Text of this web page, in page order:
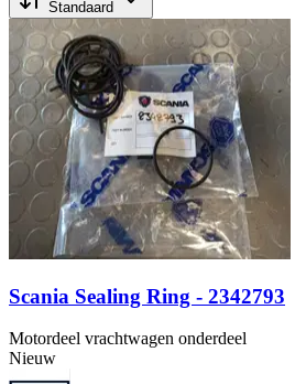
Standaard
Scania Sealing Ring - 2342793
Motordeel vrachtwagen onderdeel
Nieuw